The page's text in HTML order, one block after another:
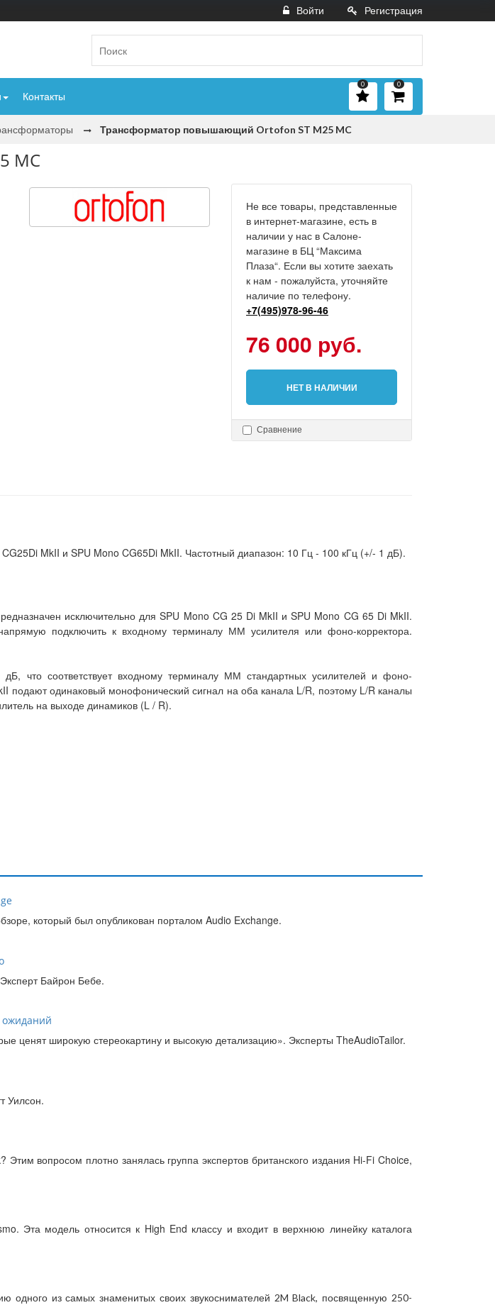
Войти Регистрация
Контакты
0
0
Трансформатор повышающий Ortofon ST M25 MC
MC
Не все товары, представленные
в интернет-магазине, есть в
наличии у нас в Салоне-
магазине в БЦ “Максима
Плаза“. Если вы хотите заехать
к нам - пожалуйста, уточняйте
наличие по телефону.
+7(495)978-96-46
76 000 руб.
НЕТ В НАЛИЧИИ
Сравнение
MkII и SPU Mono CG65Di MkII. Частотный диапазон: 10 Гц - 100 кГц (+/- 1 дБ).
исключительно для SPU Mono CG 25 Di MkII и SPU Mono CG 65 Di MkII.
подключить к входному терминалу ММ усилителя или фоно-корректора.
что соответствует входному терминалу ММ стандартных усилителей и фоно-
подают одинаковый монофонический сигнал на оба канала L/R, поэтому L/R каналы
на выходе динамиков (L / R).
который был опубликован порталом Audio Exchange.
Байрон Бебе.
ожиданий
ценят широкую стереокартину и высокую детализацию». Эксперты TheAudioTailor.
Уилсон.
вопросом плотно занялась группа экспертов британского издания Hi-Fi Choice,
Эта модель относится к High End классу и входит в верхнюю линейку каталога
одного из самых знаменитых своих звукоснимателей 2M Black, посвященную 250-